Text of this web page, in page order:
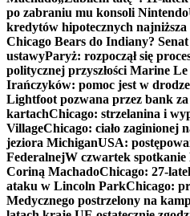
po zabraniu mu konsoli Nintendo
kredytów hipotecznych
Chicago Bears do Indiany?
ustawyParyż: rozpoczął się
politycznej przyszłości Marine Le
Irańczyków: pomoc jest w drodze
Lightfoot pozwana przez bank
kartachChicago: strzelanina i
VillageChicago: ciało zaginionej
jeziora MichiganUSA:
FederalnejW czwartek
Coriną MachadoChicago: 27-
ataku w Lincoln ParkChicago:
Medycznego postrzelony na